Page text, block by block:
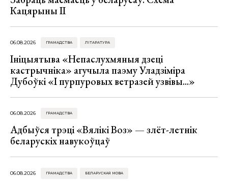
Кацярыны ІІ
06.08.2026 ГРАМАДСТВА ЛІТАРАТУРА
Ініцыятыва «Непаслухмяныя дзеці
кастрычніка» агучыла паэму Уладзіміра
Дубоўкі «І пурпуровых ветразей узвівы...»
06.08.2026 ГРАМАДСТВА
Адбыўся трэці «Вялікі Воз» — злёт-летнік
беларускіх навукоўцаў
06.08.2026 ГРАМАДСТВА БЕЛАРУСКАЯ МОВА